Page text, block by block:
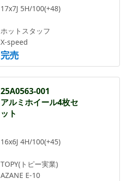
17x7J 5H/100(+48)
ホットスタッフ
X-speed
完売
25A0563-001
アルミホイール4枚セ
ット
16x6J 4H/100(+45)
TOPY(トピー実業)
AZANE E-10